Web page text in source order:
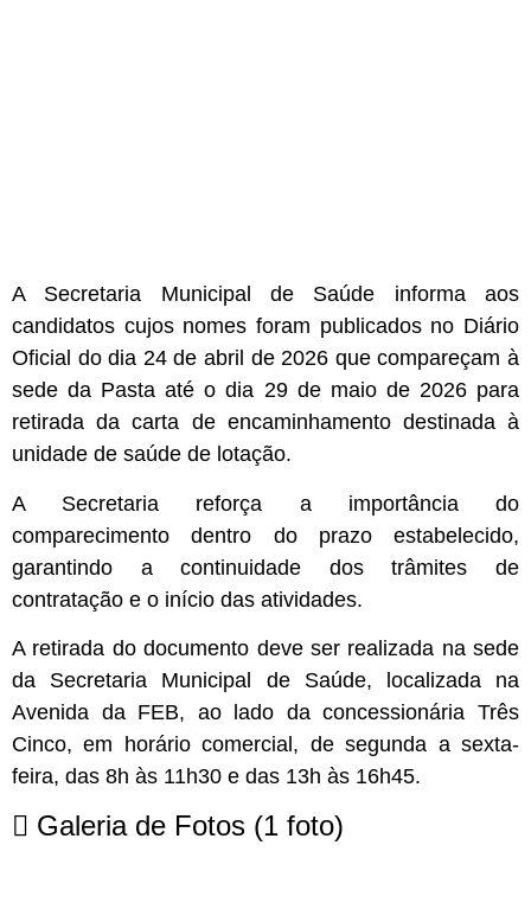
A Secretaria Municipal de Saúde informa aos
candidatos cujos nomes foram publicados no Diário
Oficial do dia 24 de abril de 2026 que compareçam à
sede da Pasta até o dia 29 de maio de 2026 para
retirada da carta de encaminhamento destinada à
unidade de saúde de lotação.
A Secretaria reforça a importância do
comparecimento dentro do prazo estabelecido,
garantindo a continuidade dos trâmites de
contratação e o início das atividades.
A retirada do documento deve ser realizada na sede
da Secretaria Municipal de Saúde, localizada na
Avenida da FEB, ao lado da concessionária Três
Cinco, em horário comercial, de segunda a sexta-
feira, das 8h às 11h30 e das 13h às 16h45.
Galeria de Fotos (1 foto)